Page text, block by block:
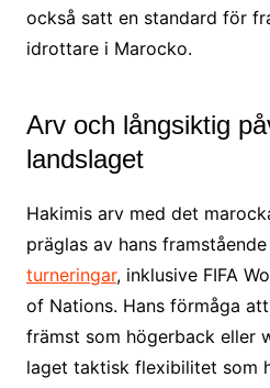
också satt en standard för
idrottare i Marocko.
Arv och långsiktig
landslaget
Hakimis arv med det
präglas av hans
turneringar, inklusive FIFA
of Nations. Hans förmåga
främst som högerback eller
laget taktisk flexibilitet som